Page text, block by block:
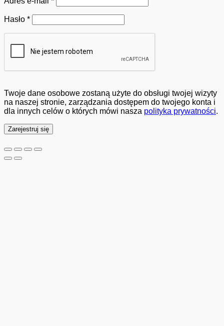
Hasło *Wymagane
Twoje dane osobowe zostaną użyte do obsługi twojej wizyty
na naszej stronie, zarządzania dostępem do twojego konta i
dla innych celów o których mówi nasza polityka prywatności.
Zarejestruj się